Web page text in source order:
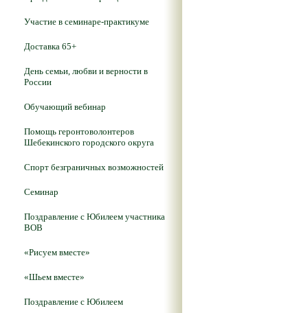
Участие в семинаре-практикуме
Доставка 65+
День семьи, любви и верности в
России
Обучающий вебинар
Помощь геронтоволонтеров
Шебекинского городского округа
Спорт безграничных возможностей
Семинар
Поздравление с Юбилеем участника
ВОВ
«Рисуем вместе»
«Шьем вместе»
Поздравление с Юбилеем